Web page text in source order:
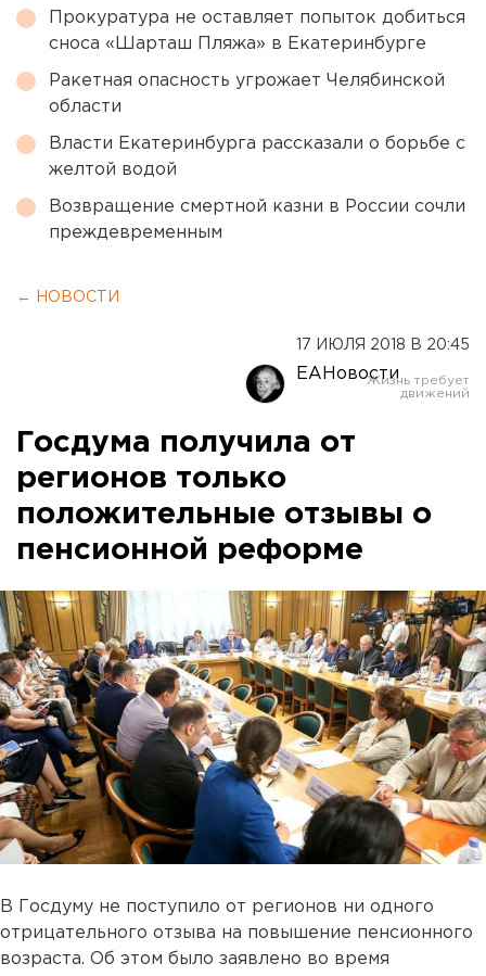
Прокуратура не оставляет попыток добиться
сноса «Шарташ Пляжа» в Екатеринбурге
Ракетная опасность угрожает Челябинской
области
Власти Екатеринбурга рассказали о борьбе с
желтой водой
Возвращение смертной казни в России сочли
преждевременным
← НОВОСТИ
17 ИЮЛЯ 2018 В 20:45
ЕАНовости
Госдума получила от
регионов только
положительные отзывы о
пенсионной реформе
В Госдуму не поступило от регионов ни одного
отрицательного отзыва на повышение пенсионного
возраста. Об этом было заявлено во время